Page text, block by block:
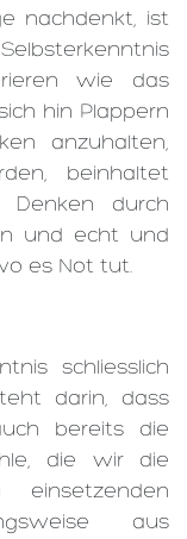
nachdenkt, ist
wie das
hin Plappern
anzuhalten,
beinhaltet
Denken durch
und echt und
es Not tut.
schliesslich
darin, dass
bereits die
die wir die
aus